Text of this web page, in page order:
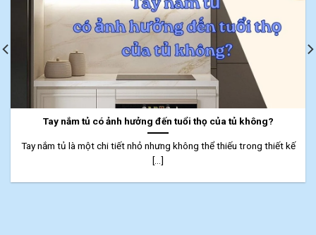
Tay nắm tủ có ảnh hưởng đến tuổi thọ của tủ không?
Tay nắm tủ là một chi tiết nhỏ nhưng không thể thiếu trong thiết kế
[...]